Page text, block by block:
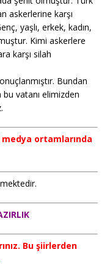
askerlerine karşı
yaşlı, erkek, kadın,
Kimi askerlere
karşı silah
Bundan
vatanı elimizden
medya ortamlarında
Bu şiirlerden